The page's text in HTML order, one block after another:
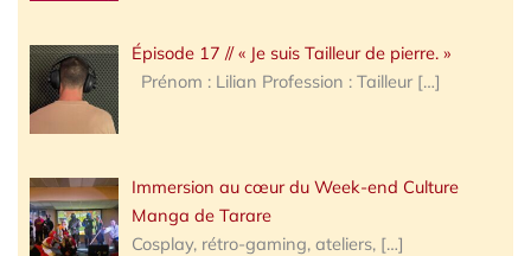
Épisode 17 // « Je suis Tailleur de pierre. »
Prénom : Lilian Profession : Tailleur […]
Immersion au cœur du Week-end Culture
Manga de Tarare
Cosplay, rétro-gaming, ateliers, […]